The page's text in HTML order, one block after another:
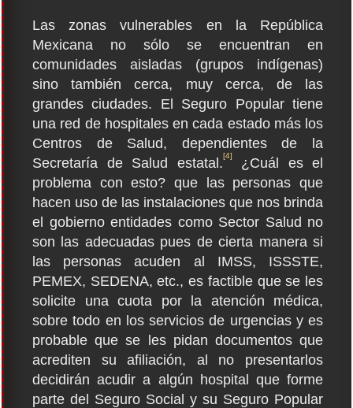
Las zonas vulnerables en la República
Mexicana no sólo se encuentran en
comunidades aisladas (grupos indígenas)
sino también cerca, muy cerca, de las
grandes ciudades. El Seguro Popular tiene
una red de hospitales en cada estado más los
Centros de Salud, dependientes de la
Secretaría de Salud estatal.[4]
¿Cuál es el
problema con esto? que las personas que
hacen uso de las instalaciones que nos brinda
el gobierno entidades como Sector Salud no
son las adecuadas pues de cierta manera si
las personas acuden al IMSS, ISSSTE,
PEMEX, SEDENA, etc., es factible que se les
solicite una cuota por la atención médica,
sobre todo en los servicios de urgencias y es
probable que se les pidan documentos que
acrediten su afiliación, al no presentarlos
decidirán acudir a algún hospital que forme
parte del Seguro Social y su Seguro Popular